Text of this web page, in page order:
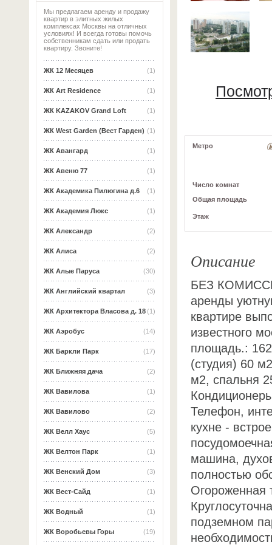
Мы предлагаем аренду и продажу
квартир в элитных жилых
комплексах Москвы на отличных
условиях! И всегда готовы помочь
собственникам сдать или продать
квартиру. Звоните!
(1)
ЖК 12 Месяцев
(1)
ЖК Art Residence
(1)
ЖК KAZAKOV Grand Loft
(1)
ЖК West Garden (Вест Гарден)
(1)
ЖК Авангард
(1)
ЖК Авеню 77
(1)
ЖК Академика Пилюгина д.6
(1)
ЖК Академия Люкс
(2)
ЖК Александр
(2)
ЖК Алиса
(30)
ЖК Алые Паруса
(3)
ЖК Английский квартал
(1)
ЖК Архитектора Власова д. 18
(14)
ЖК Аэробус
(17)
ЖК Баркли Парк
(2)
ЖК Ближняя дача
(1)
ЖК Вавилова
(2)
ЖК Вавилово
(5)
ЖК Велл Хаус
(1)
ЖК Велтон Парк
(3)
ЖК Венский Дом
(1)
ЖК Вест-Сайд
(1)
ЖК Водный
(19)
ЖК Воробьевы Горы
Метро
Число комнат
Общая площадь
Этаж
Описание
БЕЗ
аренды
квартире
известного
площадь.: 162
(студия) 60
м2, спальня
Телефон,
кухне -
машина,
полностью
Огороженная
подземном